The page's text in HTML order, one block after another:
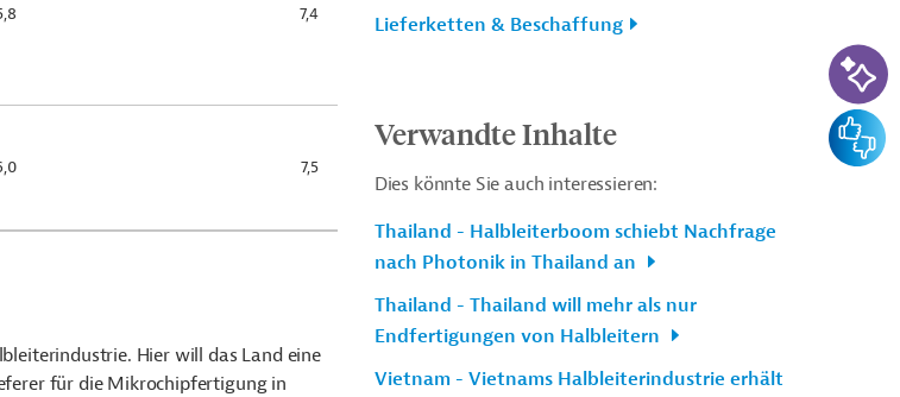
7,4
7,5
Hier will das Land eine
für die Mikrochipfertigung in
Lieferketten & Beschaffung
Verwandte Inhalte
Dies könnte Sie auch interessieren:
Thailand - Halbleiterboom schiebt Nachfrage
nach Photonik in Thailand an
Thailand - Thailand will mehr als nur
Endfertigungen von Halbleitern
Vietnam - Vietnams Halbleiterindustrie erhält
KI-